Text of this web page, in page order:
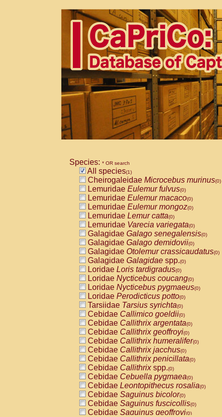
Species: * OR search
All species(1)
Cheirogaleidae Microcebus murinus(0)
Lemuridae Eulemur fulvus(0)
Lemuridae Eulemur macaco(0)
Lemuridae Eulemur mongoz(0)
Lemuridae Lemur catta(0)
Lemuridae Varecia variegata(0)
Galagidae Galago senegalensis(0)
Galagidae Galago demidovii(0)
Galagidae Otolemur crassicaudatus(0)
Galagidae Galagidae spp.(0)
Loridae Loris tardigradus(0)
Loridae Nycticebus coucang(0)
Loridae Nycticebus pygmaeus(0)
Loridae Perodicticus potto(0)
Tarsiidae Tarsius syrichta(0)
Cebidae Callimico goeldii(0)
Cebidae Callithrix argentata(0)
Cebidae Callithrix geoffroyi(0)
Cebidae Callithrix humeralifer(0)
Cebidae Callithrix jacchus(0)
Cebidae Callithrix penicillata(0)
Cebidae Callithrixspp.(0)
Cebidae Cebuella pygmaea(0)
Cebidae Leontopithecus rosalia(0)
Cebidae Saguinus bicolor(0)
Cebidae Saguinus fuscicollis(0)
Cebidae Saguinus geoffroyi(0)